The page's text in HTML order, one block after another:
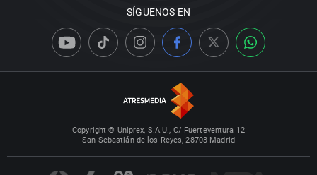
SÍGUENOS EN
Copyright © Uniprex, S.A.U., C/ Fuerteventura 12
San Sebastián de los Reyes, 28703 Madrid